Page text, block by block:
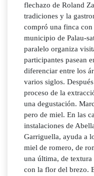
flechazo de Roland
tradiciones y la
compró una finca
municipio de Palau-
paralelo organiza
participantes pasean
diferenciar entre los
varios siglos.
proceso de la
una degustación.
pero de miel. En las
instalaciones de
Garriguella, ayuda a
miel de romero, de
una última, de textura
con la flor del brezo.